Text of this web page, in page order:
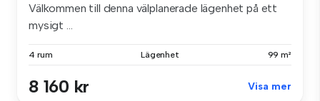
Välkommen till denna välplanerade lägenhet på ett
mysigt ...
4 rum Lägenhet 99 m²
8 160 kr Visa mer